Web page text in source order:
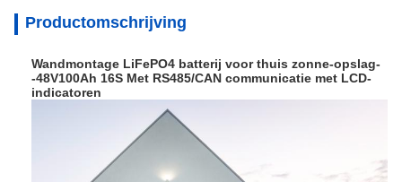
Productomschrijving
Wandmontage LiFePO4 batterij voor thuis zonne-opslag-
-48V100Ah 16S Met RS485/CAN communicatie met LCD-
indicatoren